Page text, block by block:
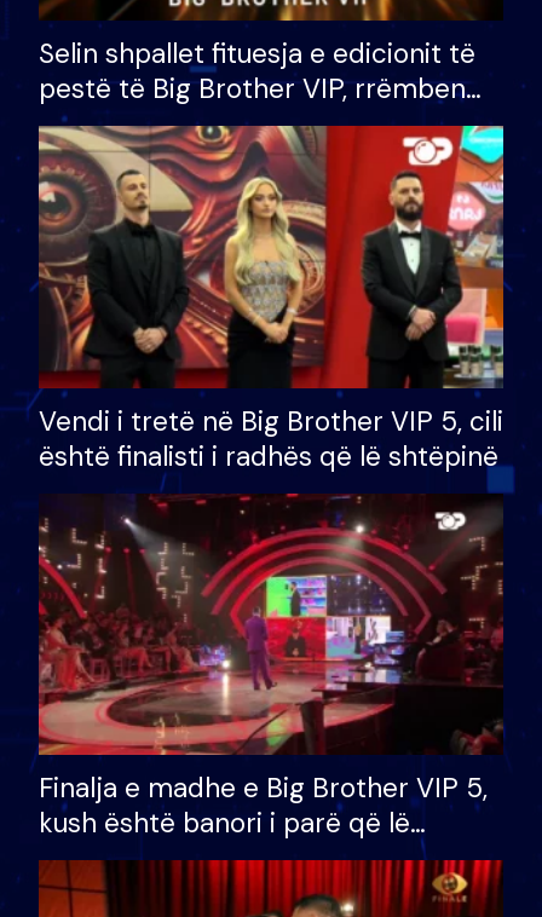
Selin shpallet fituesja e edicionit të
pestë të Big Brother VIP, rrëmben
çmimin e madh prej 100 mijë eurosh
Vendi i tretë në Big Brother VIP 5, cili
është finalisti i radhës që lë shtëpinë
Finalja e madhe e Big Brother VIP 5,
kush është banori i parë që lë
shtëpinë dhe humb mundësinë për
të fituar çmimin e madh